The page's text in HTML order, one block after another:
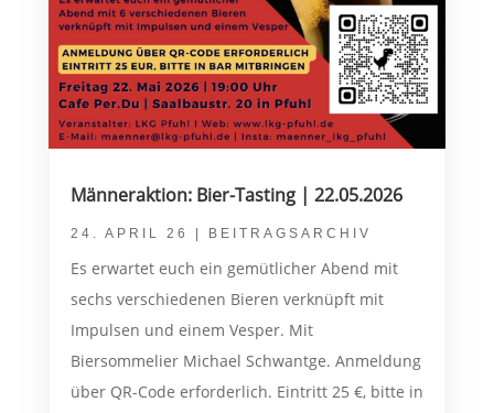
Männeraktion: Bier-Tasting | 22.05.2026
24. APRIL 26 | BEITRAGSARCHIV
Es erwartet euch ein gemütlicher Abend mit
sechs verschiedenen Bieren verknüpft mit
Impulsen und einem Vesper. Mit
Biersommelier Michael Schwantge. Anmeldung
über QR-Code erforderlich. Eintritt 25 €, bitte in